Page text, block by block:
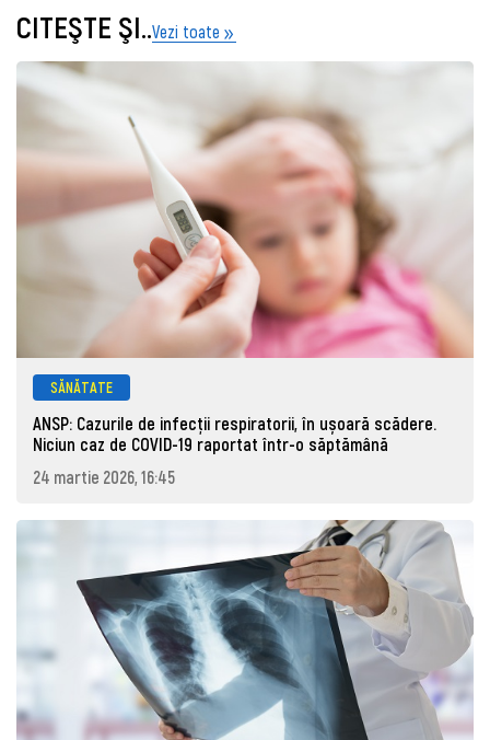
CITEŞTE ŞI..Vezi toate
SĂNĂTATE
ANSP: Cazurile de infecții respiratorii, în ușoară scădere.
Niciun caz de COVID-19 raportat într-o săptămână
24 martie 2026, 16:45